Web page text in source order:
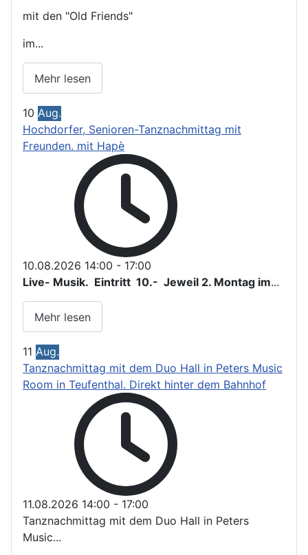
mit den "Old Friends"
im...
Mehr lesen
10 Aug.
Hochdorfer, Senioren-Tanznachmittag mit
Freunden. mit Hapè
10.08.2026 14:00 - 17:00
Live- Musik. Eintritt 10.- Jeweil 2. Montag im...
Mehr lesen
11 Aug.
Tanznachmittag mit dem Duo Hall in Peters Music
Room in Teufenthal. Direkt hinter dem Bahnhof
11.08.2026 14:00 - 17:00
Tanznachmittag mit dem Duo Hall in Peters
Music...